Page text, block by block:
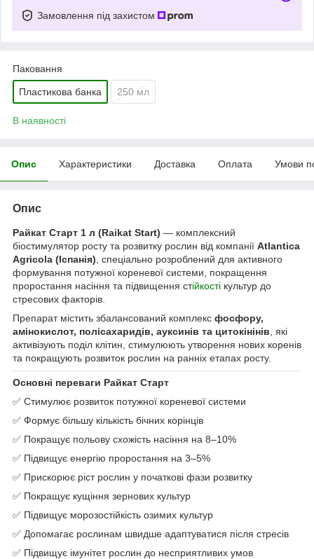
Замовлення під захистом
Паковання
Пластикова банка 250 мл
В наявності
Опис Характеристики Доставка Оплата Умови
Опис
Райкат Старт 1 л (Raikat Start) — комплексний
біостимулятор росту та розвитку рослин від компанії Atlantica
Agricola (Іспанія) , спеціально розроблений для активного
формування потужної кореневої системи, покращення
проростання насіння та підвищення стійкості культур до
стресових факторів.
Препарат містить збалансований комплекс фосфору,
амінокислот, полісахаридів, ауксинів та цитокінінів , які
активізують поділ клітин, стимулюють утворення нових коренів
та покращують розвиток рослин на ранніх етапах росту.
Основні переваги Райкат Старт
✅ Стимулює розвиток потужної кореневої системи
✅ Формує більшу кількість бічних корінців
✅ Покращує польову схожість насіння на 8–10%
✅ Підвищує енергію проростання на 3–5%
✅ Прискорює ріст рослин у початкові фази розвитку
✅ Покращує кущіння зернових культур
✅ Підвищує морозостійкість озимих культур
✅ Допомагає рослинам швидше адаптуватися після стресів
✅ Підвищує імунітет рослин до несприятливих умов